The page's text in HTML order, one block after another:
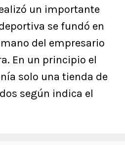
un importante
se fundó en
mano del empresario
En un principio el
solo una tienda de
según indica el